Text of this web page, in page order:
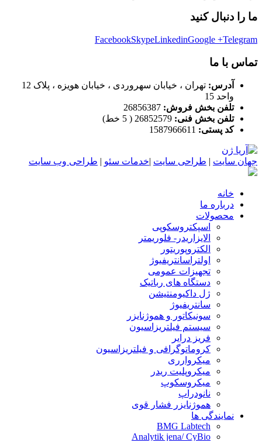
ما را دنبال کنید
FacebookSkypeLinkedinGoogle +Telegram
تماس با ما
آدرس:
تهران ، خیابان سهروردی ، خیابان هویزه ، پلاک 12
واحد 15
تلفن بخش فروش: 26856387
تلفن بخش فنی: 26852579 ( 5 خط)
کد پستی: 1587966611
جهان سايت | طراحی سايت |خدمات سئو | طراحی وب سايت
خانه
درباره ما
محصولات
اسپکتروسکوپی
الایزاریدر- فلوریمتر
الکتروپوریتور
اولتراسانتریفیوژ
تجهیزات عمومی
دستگاه های رباتیک
ژل داکیومنتیشن
سانتریفیوژ
سونیکاتور و هموژنایزر
سیستم فیلتریزاسیون
فریز درایر
کروماتوگرافی و فیلتریزاسیون
میکروارری
میکروپلیت ریدر
میکروسکوپ
نانودراپ
هموژنایزر فشار قوی
نمایندگی ها
BMG Labtech
Analytik jena/ CyBio